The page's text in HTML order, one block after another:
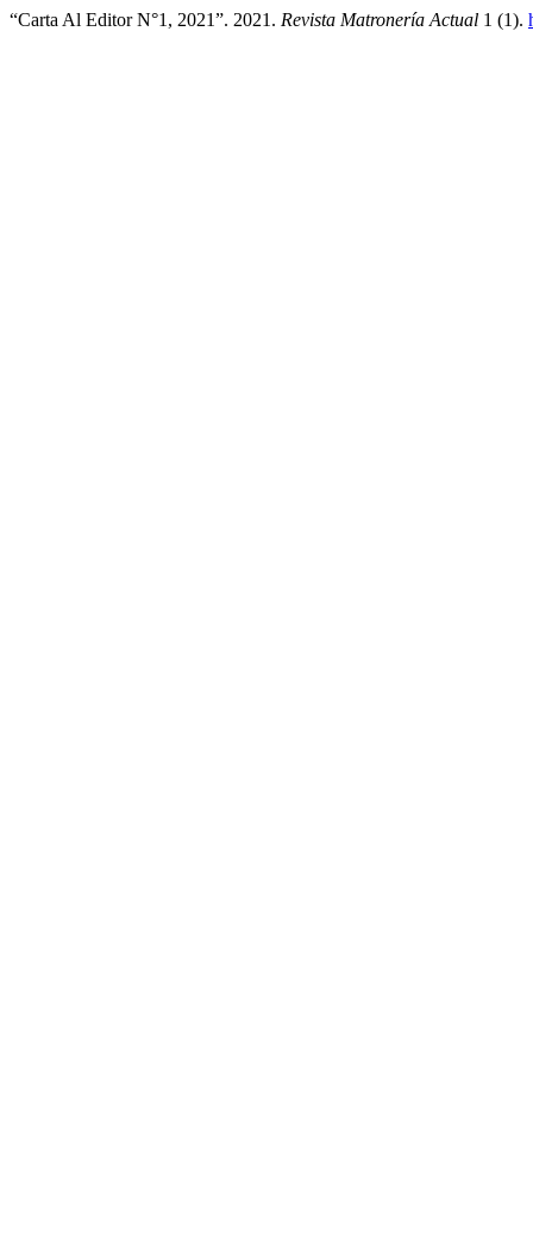
“Carta Al Editor N°1, 2021”. 2021. Revista Matronería Actual 1 (1).